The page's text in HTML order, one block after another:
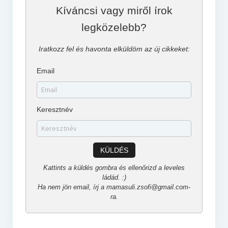
Kíváncsi vagy miről írok
legközelebb?
Iratkozz fel és havonta elküldöm az új cikkeket:
Email
Keresztnév
KÜLDÉS
Kattints a küldés gombra és ellenőrizd a leveles
ládád. :)
Ha nem jön email, írj a mamasuli.zsofi@gmail.com-
ra.